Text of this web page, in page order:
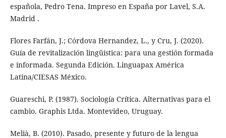
española, Pedro Tena. Impreso en España por Lavel, S.A.
Madrid .
Flores Farfán, J.; Córdova Hernandez, L., y Cru, J. (2020).
Guía de revitalización lingüística: para una gestión formada
e informada. Segunda Edición. Linguapax América
Latina/CIESAS México.
Guareschi, P. (1987). Sociología Crítica. Alternativas para el
cambio. Graphis Ltda. Montevideo, Uruguay.
Melià, B. (2010). Pasado, presente y futuro de la lengua